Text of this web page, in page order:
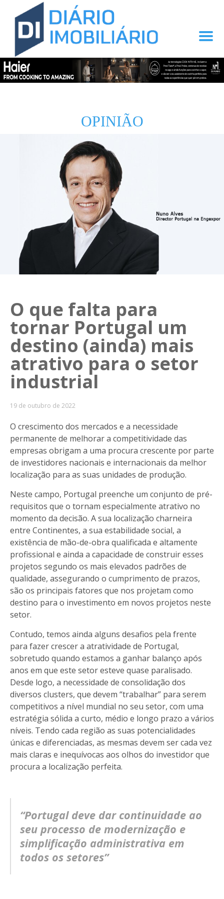
OPINIÃO
O que falta para
tornar Portugal um
destino (ainda) mais
atrativo para o setor
industrial
19 de outubro de 2022
O crescimento dos mercados e a necessidade
permanente de melhorar a competitividade das
empresas obrigam a uma procura crescente por parte
de investidores nacionais e internacionais da melhor
localização para as suas unidades de produção.
Neste campo, Portugal preenche um conjunto de pré-
requisitos que o tornam especialmente atrativo no
momento da decisão. A sua localização charneira
entre Continentes, a sua estabilidade social, a
existência de mão-de-obra qualificada e altamente
profissional e ainda a capacidade de construir esses
projetos segundo os mais elevados padrões de
qualidade, assegurando o cumprimento de prazos,
são os principais fatores que nos projetam como
destino para o investimento em novos projetos neste
setor.
Contudo, temos ainda alguns desafios pela frente
para fazer crescer a atratividade de Portugal,
sobretudo quando estamos a ganhar balanço após
anos em que este setor esteve quase paralisado.
Desde logo, a necessidade de consolidação dos
diversos clusters, que devem “trabalhar” para serem
competitivos a nível mundial no seu setor, com uma
estratégia sólida a curto, médio e longo prazo a vários
níveis. Tendo cada região as suas potencialidades
únicas e diferenciadas, as mesmas devem ser cada vez
mais claras e inequívocas aos olhos do investidor que
procura a localização perfeita.
“Portugal deve dar continuidade ao
seu processo de modernização e
simplificação administrativa em
todos os setores”